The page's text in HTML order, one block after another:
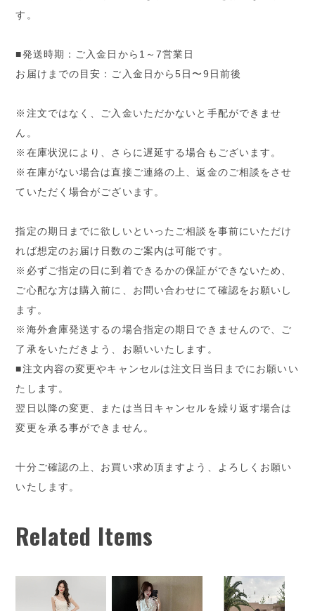
す。
■発送時期：ご入金日から1～7営業日
お届けまでの目安：ご入金日から5日〜9日前後
※注文ではなく、ご入金いただかないと手配ができませ
ん。
※在庫状況により、さらに遅延する場合もございます。
※在庫がない場合は直接ご連絡の上、返金のご相談をさせ
ていただく場合がございます。
指定の期日までに欲しいといったご相談を事前にいただけ
れば想定のお届け日数のご案内は可能です。
※必ずご指定の日に到着できるかの保証ができないため、
ご心配な方は購入前に、お問い合わせにて確認をお願いし
ます。
※海外倉庫発送するの場合指定の期日できませんので、ご
了承をいただきよう、お願いいたします。
■注文内容の変更やキャンセルは注文日当日までにお願いい
たします。
翌日以降の変更、または当日キャンセルを繰り返す場合は
変更を承る事ができません。
十分ご確認の上、お買い求め頂ますよう、よろしくお願い
いたします。
Related Items